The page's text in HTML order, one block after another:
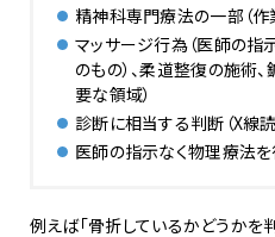
精神科専門療法の一部（作
マッサージ行為（医師の指
のもの）、柔道整復の施術
要な領域）
診断に相当する判断（X線読
医師の指示なく物理療法を
例えば「骨折しているかどうかを